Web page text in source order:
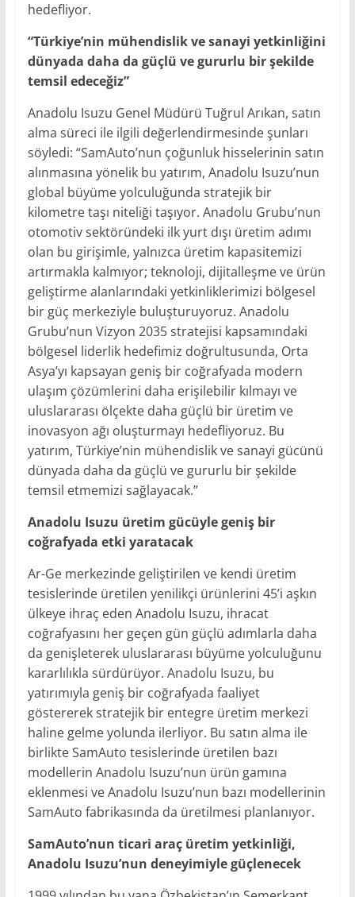
hedefliyor.
“Türkiye’nin mühendislik ve sanayi yetkinliğini
dünyada daha da güçlü ve gururlu bir şekilde
temsil edeceğiz”
Anadolu Isuzu Genel Müdürü Tuğrul Arıkan, satın
alma süreci ile ilgili değerlendirmesinde şunları
söyledi: “SamAuto’nun çoğunluk hisselerinin satın
alınmasına yönelik bu yatırım, Anadolu Isuzu’nun
global büyüme yolculuğunda stratejik bir
kilometre taşı niteliği taşıyor. Anadolu Grubu’nun
otomotiv sektöründeki ilk yurt dışı üretim adımı
olan bu girişimle, yalnızca üretim kapasitemizi
artırmakla kalmıyor; teknoloji, dijitalleşme ve ürün
geliştirme alanlarındaki yetkinliklerimizi bölgesel
bir güç merkeziyle buluşturuyoruz. Anadolu
Grubu’nun Vizyon 2035 stratejisi kapsamındaki
bölgesel liderlik hedefimiz doğrultusunda, Orta
Asya’yı kapsayan geniş bir coğrafyada modern
ulaşım çözümlerini daha erişilebilir kılmayı ve
uluslararası ölçekte daha güçlü bir üretim ve
inovasyon ağı oluşturmayı hedefliyoruz. Bu
yatırım, Türkiye’nin mühendislik ve sanayi gücünü
dünyada daha da güçlü ve gururlu bir şekilde
temsil etmemizi sağlayacak.”
Anadolu Isuzu üretim gücüyle geniş bir
coğrafyada etki yaratacak
Ar-Ge merkezinde geliştirilen ve kendi üretim
tesislerinde üretilen yenilikçi ürünlerini 45’i aşkın
ülkeye ihraç eden Anadolu Isuzu, ihracat
coğrafyasını her geçen gün güçlü adımlarla daha
da genişleterek uluslararası büyüme yolculuğunu
kararlılıkla sürdürüyor. Anadolu Isuzu, bu
yatırımıyla geniş bir coğrafyada faaliyet
göstererek stratejik bir entegre üretim merkezi
haline gelme yolunda ilerliyor. Bu satın alma ile
birlikte SamAuto tesislerinde üretilen bazı
modellerin Anadolu Isuzu’nun ürün gamına
eklenmesi ve Anadolu Isuzu’nun bazı modellerinin
SamAuto fabrikasında da üretilmesi planlanıyor.
SamAuto’nun ticari araç üretim yetkinliği,
Anadolu Isuzu’nun deneyimiyle güçlenecek